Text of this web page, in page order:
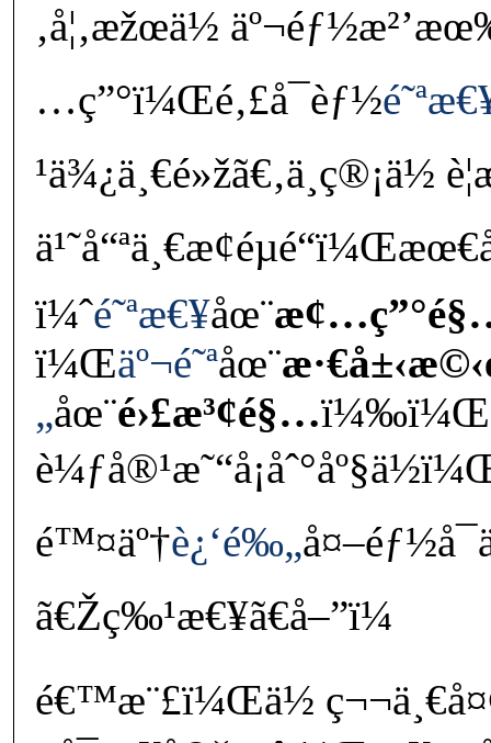
‚å¦‚æžœä½
…ç”°ï¼Œé‚£å¯èƒ½
¹ä¾¿ä¸€é»žã€‚ä¸ç®¡ä½
ï¼ˆé˜ªæ€¥åœ¨
ï¼Œäº¬é˜ªåœ¨
„åœ¨é›£æ³¢é§…
é™¤äº†è¿‘é‰„
ã€Žç‰¹æ€¥ã€å–”ï¼
é€™æ¨£ï¼Œä½